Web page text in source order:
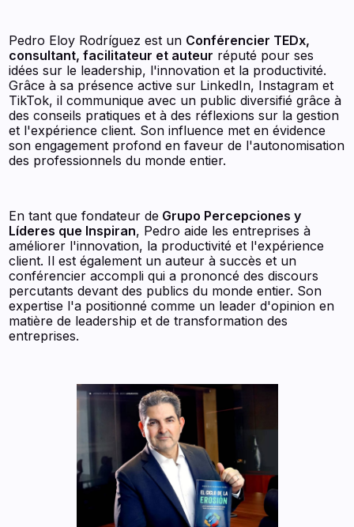
Pedro Eloy Rodríguez est un Conférencier TEDx,
consultant, facilitateur et auteur réputé pour ses
idées sur le leadership, l'innovation et la productivité.
Grâce à sa présence active sur LinkedIn, Instagram et
TikTok, il communique avec un public diversifié grâce à
des conseils pratiques et à des réflexions sur la gestion
et l'expérience client. Son influence met en évidence
son engagement profond en faveur de l'autonomisation
des professionnels du monde entier.
En tant que fondateur de Grupo Percepciones y
Líderes que Inspiran, Pedro aide les entreprises à
améliorer l'innovation, la productivité et l'expérience
client. Il est également un auteur à succès et un
conférencier accompli qui a prononcé des discours
percutants devant des publics du monde entier. Son
expertise l'a positionné comme un leader d'opinion en
matière de leadership et de transformation des
entreprises.